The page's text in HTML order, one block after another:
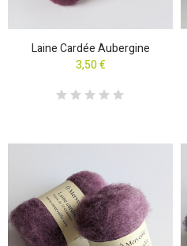
Laine Cardée Aubergine
3,50 €